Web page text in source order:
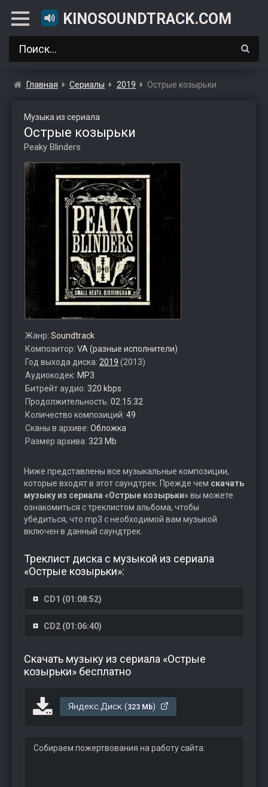
KINOSOUNDTRACK.COM
Главная Сериалы 2019 Острые козырьки
Музыка из сериала
Острые козырьки
Peaky Blinders
Жанр: Soundtrack
Композитор: VA (разные исполнители)
Год выхода диска: 2019 (2013)
Аудиокодек: MP3
Битрейт аудио: 320 kbps
Продолжительность: 02:15:32
Количество композиций: 49
Сканы в архиве: Обложка
Размер архива: 323 Mb
Ниже представлены все музыкальные композиции,
которые входят в этот саундтрек. Прежде чем скачать
музыку из сериала «Острые козырьки»вы можете
ознакомиться с треклистом альбома, чтобы
убедиться, что mp3 с необходимой вам музыкой
включен в данный саундтрек.
Треклист диска с музыкой из сериала
«Острые козырьки»:
CD1 (01:08:52)
CD2 (01:06:40)
Скачать музыку из сериала «Острые
козырьки» бесплатно
Яндекс.Диск (323 Mb)
Собираем пожертвования на работу сайта: